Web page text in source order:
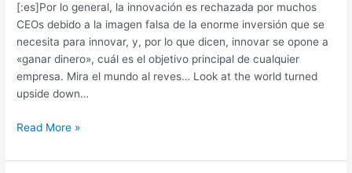
[:es]Por lo general, la innovación es rechazada por muchos
CEOs debido a la imagen falsa de la enorme inversión que se
necesita para innovar, y, por lo que dicen, innovar se opone a
«ganar dinero», cuál es el objetivo principal de cualquier
empresa. Mira el mundo al reves… Look at the world turned
upside down…
Read More »